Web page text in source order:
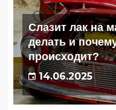
Слазит лак на
делать и
происходит?
14.06.2025